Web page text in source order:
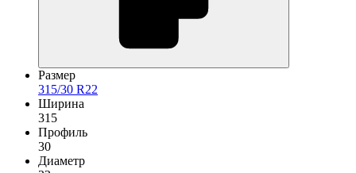
Размер
315/30 R22
Ширина
315
Профиль
30
Диаметр